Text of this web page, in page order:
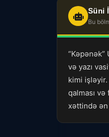
Süni
Bu
və yazı
kimi işləyir.
qalması
xəttində